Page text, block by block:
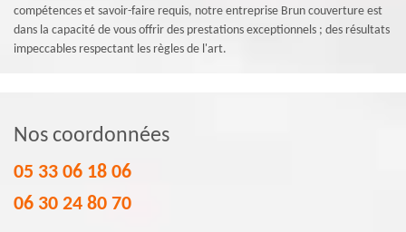
compétences et savoir-faire requis, notre entreprise Brun couverture est
dans la capacité de vous offrir des prestations exceptionnels ; des résultats
impeccables respectant les règles de l'art.
Nos coordonnées
05 33 06 18 06
06 30 24 80 70